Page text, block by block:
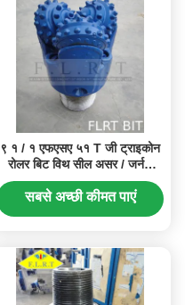
९ १ / १ एफएसए ५१ T जी ट्राइकोन
रोलर बिट विथ सील असर / जर्नल
बेयरिंग
सबसे अच्छी कीमत पाएं